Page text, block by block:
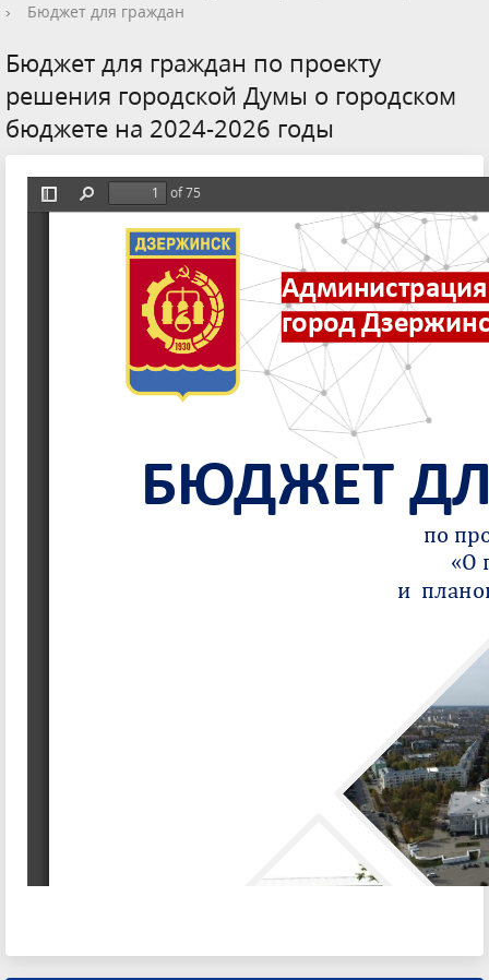
›
Бюджет для граждан
Бюджет для граждан по проекту
решения городской Думы о городском
бюджете на 2024-2026 годы
Toggle
Find
of 75
БЮДЖЕТ
по
«О
и
Администрация
город